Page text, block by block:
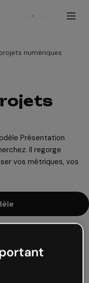
S'inscrire
numériques
Présentation
Il regorge
vos métriques, vos